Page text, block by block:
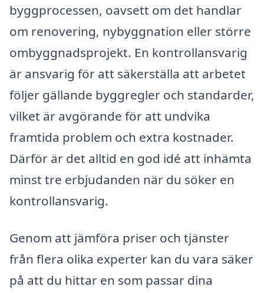
byggprocessen, oavsett om det handlar
om renovering, nybyggnation eller större
ombyggnadsprojekt. En kontrollansvarig
är ansvarig för att säkerställa att arbetet
följer gällande byggregler och standarder,
vilket är avgörande för att undvika
framtida problem och extra kostnader.
Därför är det alltid en god idé att inhämta
minst tre erbjudanden när du söker en
kontrollansvarig.
Genom att jämföra priser och tjänster
från flera olika experter kan du vara säker
på att du hittar en som passar dina